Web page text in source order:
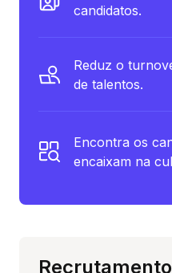
candidatos.
Reduz o
de talentos.
Encontra os
encaixam na